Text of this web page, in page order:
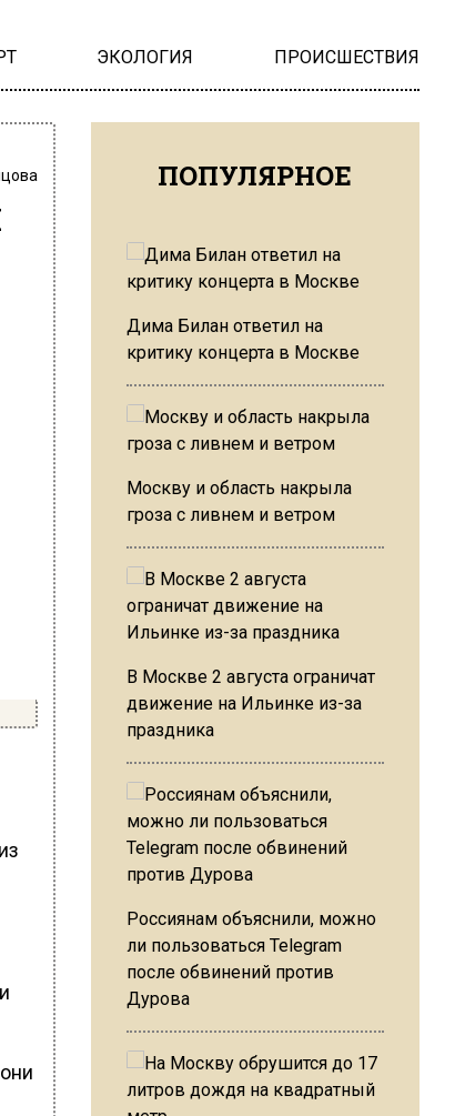
ЭКОЛОГИЯ ПРОИСШЕСТВИЯ
ПОПУЛЯРНОЕ
Дима Билан ответил на
критику концерта в Москве
Москву и область накрыла
гроза с ливнем и ветром
В Москве 2 августа ограничат
движение на Ильинке из-за
праздника
Россиянам объяснили, можно
ли пользоваться Telegram
после обвинений против
Дурова